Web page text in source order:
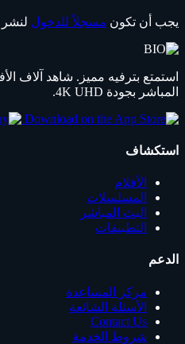
يجب أن تكون مسجلاً للدخول لنشر
استمتع بترفيه مميز. شاهد آلاف
المباشر بجودة 4K UHD.
استكشاف
الأفلام
المسلسلات
البث المباشر
التطبيقات
الدعم
مركز المساعدة
الأسئلة الشائعة
Contact Us
شروط الخدمة